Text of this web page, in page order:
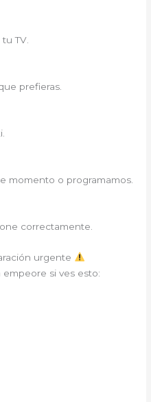
TV.
prefieras.
momento o programamos.
correctamente.
urgente
si ves esto: